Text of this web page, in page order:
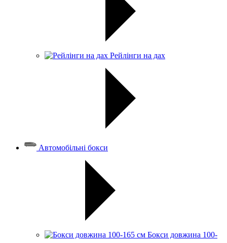
Рейлінги на дах
Автомобільні бокси
Бокси довжина 100-